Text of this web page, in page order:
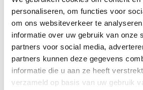
partners voor social media,
partners kunnen deze gegevens
informatie die u aan ze heeft verstrekt
verzameld op basis van uw gebruik
Toestemmingsselectie
Noodzakelijk
Materiaal
Kleur
Merk